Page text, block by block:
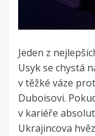
Jeden z
Usyk se chystá
v těžké váze
Duboisovi.
v kariéře
Ukrajincova